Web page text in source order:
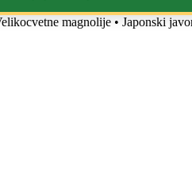
magnolije • Japonski